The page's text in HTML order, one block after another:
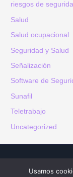
riesgos de
Salud
Salud ocupacional
Seguridad y Salud
Señalización
Software de
Sunafil
Teletrabajo
Uncategorized
Usamos